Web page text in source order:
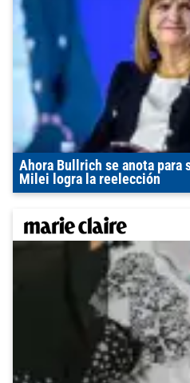
Ahora Bullrich se anota para
Milei logra la reelección